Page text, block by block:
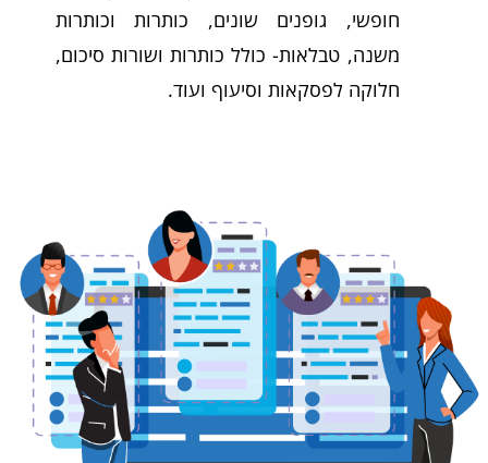
חופשי, גופנים שונים, כותרות וכותרות
משנה, טבלאות- כולל כותרות ושורות סיכום,
חלוקה לפסקאות וסיעוף ועוד.